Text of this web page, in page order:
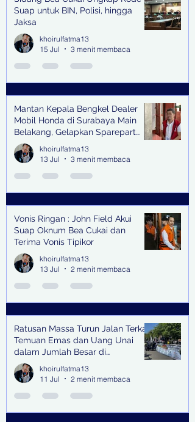
Suap untuk BIN, Polisi, hingga
Jaksa
khoirulfatma13
15 Jul
3 menit membaca
Mantan Kepala Bengkel Dealer
Mobil Honda di Surabaya Main
Belakang, Gelapkan Sparepart
Senilai Rp 1,9 Miliar
khoirulfatma13
13 Jul
3 menit membaca
Vonis Ringan : John Field Akui
Suap Oknum Bea Cukai dan
Terima Vonis Tipikor
khoirulfatma13
13 Jul
2 menit membaca
Ratusan Massa Turun Jalan Terkait
Temuan Emas dan Uang Unai
dalam Jumlah Besar di
Lingkungan Jampidsus Kejaksaan
Agung RI di Jakarta
khoirulfatma13
11 Jul
2 menit membaca